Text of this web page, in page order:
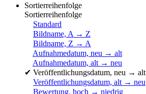
Sortierreihenfolge
Sortierreihenfolge
Standard
Bildname, A → Z
Bildname, Z → A
Aufnahmedatum, neu → alt
Aufnahmedatum, alt → neu
✔ Veröffentlichungsdatum, neu → alt
Veröffentlichungsdatum, alt → neu
Bewertung, hoch → niedrig